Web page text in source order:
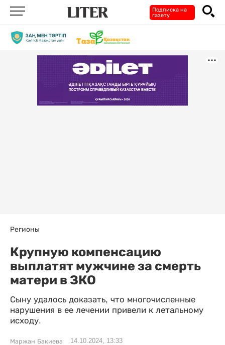
Подписка на
газету
Регионы
Крупную компенсацию
выплатят мужчине за смерть
матери в ЗКО
Сыну удалось доказать, что многочисленные
нарушения в ее лечении привели к летальному
исходу.
Маржан Бакиева 14.10.2024, 13:33